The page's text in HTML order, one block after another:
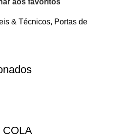
& Técnicos, Portas de
COLA